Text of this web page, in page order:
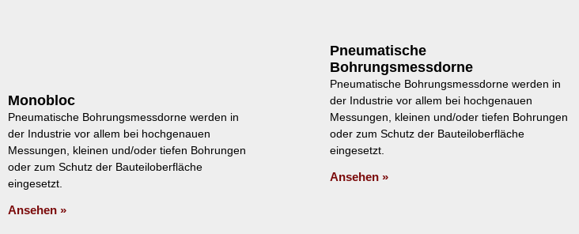
Monobloc
Pneumatische Bohrungsmessdorne werden in
der Industrie vor allem bei hochgenauen
Messungen, kleinen und/oder tiefen Bohrungen
oder zum Schutz der Bauteiloberfläche
eingesetzt.
Ansehen »
Pneumatische
Bohrungsmessdorne
Pneumatische Bohrungsmessdorne werden in
der Industrie vor allem bei hochgenauen
Messungen, kleinen und/oder tiefen Bohrungen
oder zum Schutz der Bauteiloberfläche
eingesetzt.
Ansehen »